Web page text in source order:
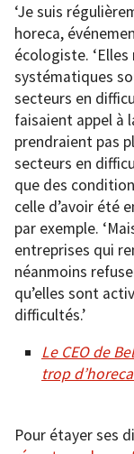
‘Je suis
horeca,
écologiste.
systématiques
secteurs en
faisaient appel à
prendraient pas
secteurs en
que des
celle d’avoir été
par exemple.
entreprises qui
néanmoins
qu’elles sont
difficultés.’
Le CEO de
trop
Pour étayer ses